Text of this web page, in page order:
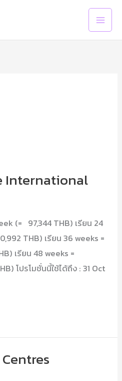
Main
International
(= 97,344 THB) เรียน 24
THB) เรียน 36 weeks =
เรียน 48 weeks =
โปรโมชั่นนี้ใช้ได้ถึง : 31 Oct